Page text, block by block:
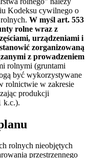
Kodeksu cywilnego o
W myśl art. 553
rolne wraz z
urządzeniami i
zorganizowaną
z prowadzeniem
rolnymi (gruntami
być wykorzystywane
rolnictwie w zakresie
produkcji
k.c.).
rolnych nieobjętych
przestrzennego